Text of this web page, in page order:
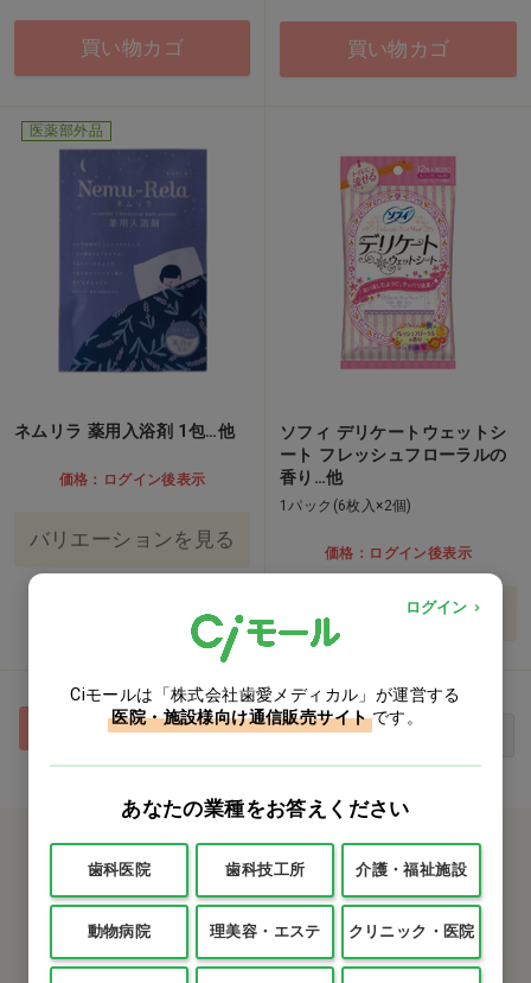
買い物カゴ 買い物カゴ
医薬部外品
ネムリラ 薬用入浴剤 1包…他
価格：ログイン後表示
バリエーションを見る
ソフィ デリケートウェットシ
ート フレッシュフローラルの
香り…他
1パック(6枚入×2個)
価格：ログイン後表示
バリエーションを見る
最初 前へ 次へ
カタログをご利用のお客様
カタログ請求
商品コード入力でクイックオーダー
ログイン
Ciモールは「株式会社歯愛メディカル」が運営する
医院・施設様向け通信販売サイト です。
あなたの業種をお答えください
歯科医院 歯科技工所 介護・福祉施設
動物病院 理美容・エステ クリニック・医院